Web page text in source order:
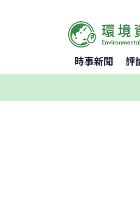
時事新聞 評